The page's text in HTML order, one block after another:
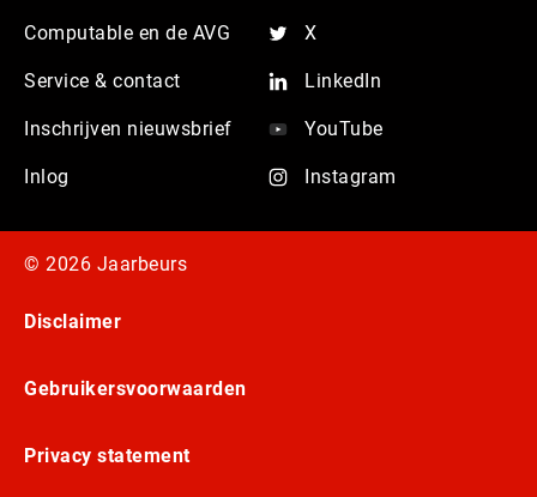
Computable en de AVG
Service & contact
Inschrijven nieuwsbrief
Inlog
X
LinkedIn
YouTube
Instagram
© 2026 Jaarbeurs
Disclaimer
Gebruikersvoorwaarden
Privacy statement